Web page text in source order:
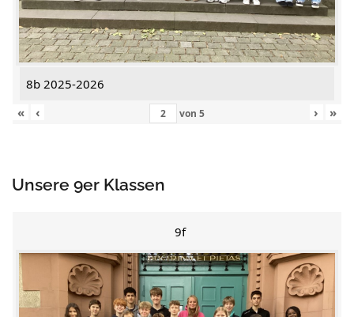
8b 2025-2026
«
‹ von 5 › »
Unsere 9er Klassen
9f